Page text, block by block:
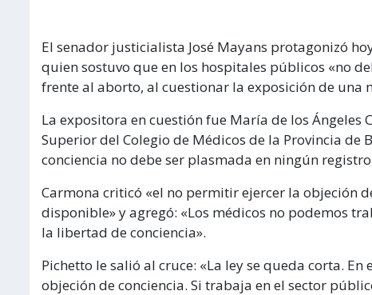
El senador justicialista José Mayans protagonizó
quien sostuvo que en los hospitales públicos «no
frente al aborto, al cuestionar la exposición de una
La expositora en cuestión fue María de los Ángeles
Superior del Colegio de Médicos de la Provincia de
conciencia no debe ser plasmada en ningún
Carmona criticó «el no permitir ejercer la objeción
disponible» y agregó: «Los médicos no podemos
la libertad de conciencia».
Pichetto le salió al cruce: «La ley se queda corta.
objeción de conciencia. Si trabaja en el sector